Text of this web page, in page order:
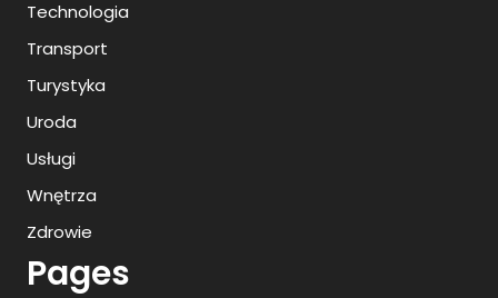
Technologia
Transport
Turystyka
Uroda
Usługi
Wnętrza
Zdrowie
Pages